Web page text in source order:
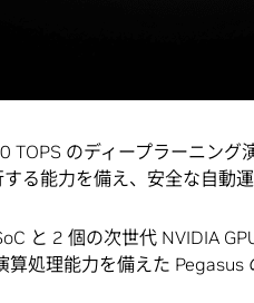
TOPS のディープラーニング
る能力を備え、安全な自動
と 2 個の次世代 NVIDIA
算処理能力を備えた